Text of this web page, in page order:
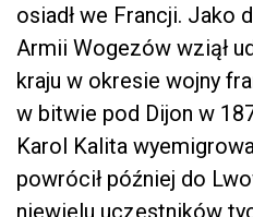
osiadł we Francji. Jako
Armii Wogezów wziął
kraju w okresie wojny
w bitwie pod Dijon w
Karol Kalita
powrócił później do
niewielu uczestników